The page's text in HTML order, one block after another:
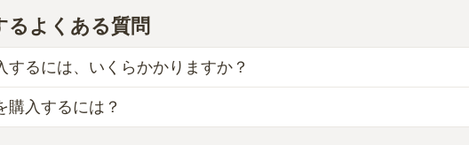
るよくある質問
するには、いくらかかりますか？
目安は、一般墓が約211万円、樹木葬が約59万円、永代供養墓が約58万円
購入するには？